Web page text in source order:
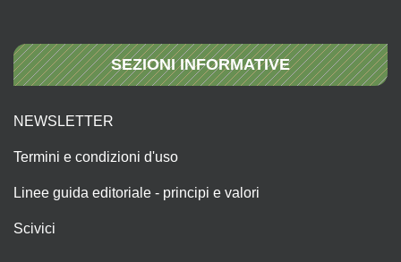
SEZIONI INFORMATIVE
NEWSLETTER
Termini e condizioni d'uso
Linee guida editoriale - principi e valori
Scivici